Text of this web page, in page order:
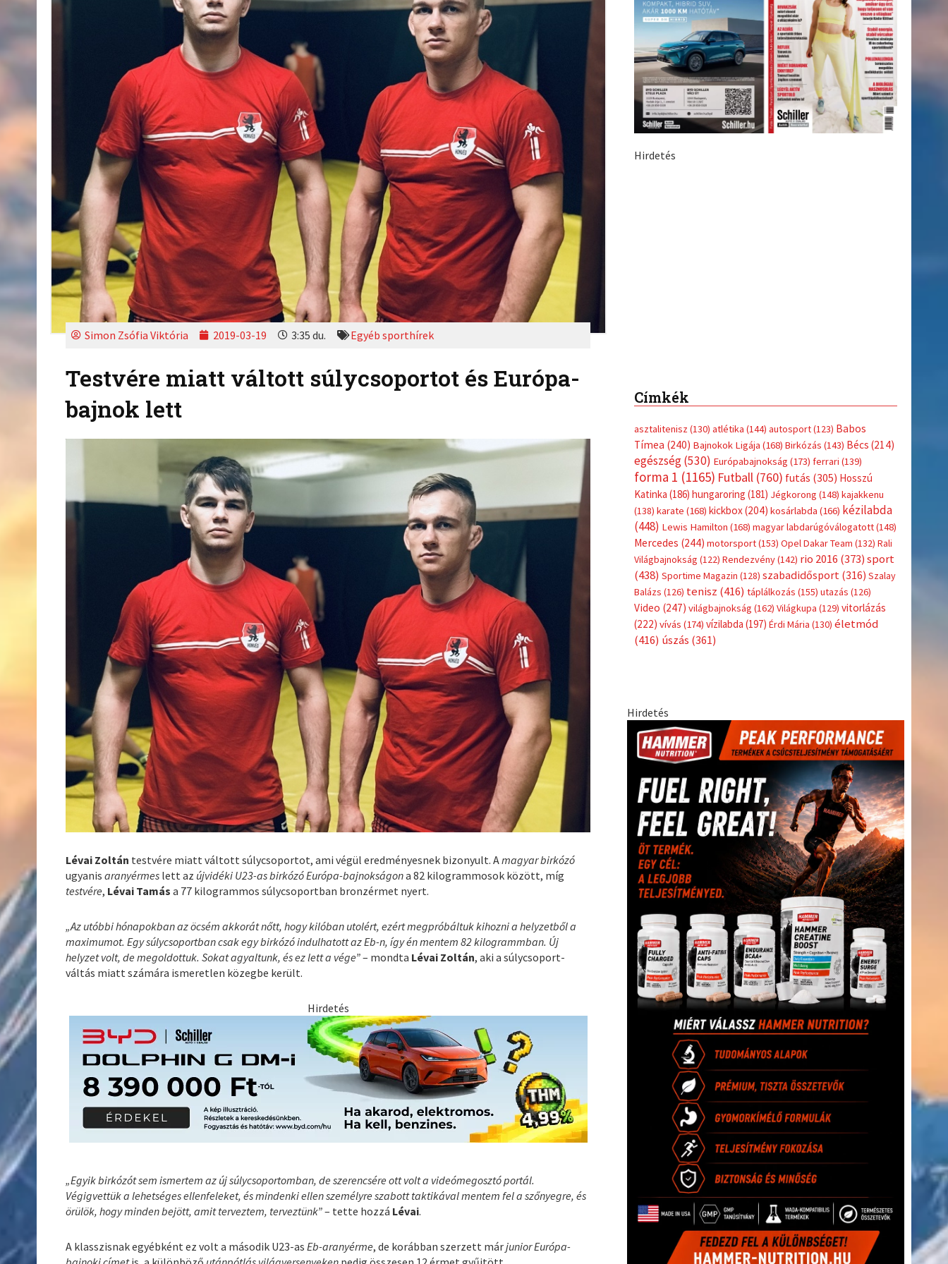
Simon Zsófia Viktória 2019-03-19 3:35 du. Egyéb sporthírek
Testvére miatt váltott súlycsoportot és Európa-
bajnok lett
Lévai Zoltán testvére miatt váltott súlycsoportot, ami végül eredményesnek bizonyult. Amagyar birkózó
ugyanisaranyérmes lett az újvidéki U23-as birkózó Európa-bajnokságona 82 kilogrammosok között, míg
testvére, Lévai Tamás a 77 kilogrammos súlycsoportban bronzérmet nyert.
„Az utóbbi hónapokban az öcsém akkorát nőtt, hogy kilóban utolért, ezért megpróbáltuk kihozni a helyzetből a
maximumot. Egy súlycsoportban csak egy birkózó indulhatott az Eb-n, így én mentem 82 kilogrammban. Új
helyzet volt, de megoldottuk. Sokat agyaltunk, és ez lett a vége”– mondta Lévai Zoltán, aki a súlycsoport-
váltás miatt számára ismeretlen közegbe került.
Hirdetés
„Egyik birkózót sem ismertem az új súlycsoportomban, de szerencsére ott volt a videómegosztó portál.
Végigvettük a lehetséges ellenfeleket, és mindenki ellen személyre szabott taktikával mentem fel a szőnyegre, és
örülök, hogy minden bejött, amit terveztem, terveztünk”– tette hozzá Lévai.
A klasszisnak egyébként ez volt a második U23-as Eb-aranyérme, de korábban szerzett márjunior Európa-
Hirdetés
Címkék
asztalitenisz(130) atlétika(144)autosport(123)Babos
Tímea(240)Bajnokok Ligája(168)Birkózás(143)Bécs(214)
(173)ferrari(139)
forma 1(1165) Futball(760)futás(305)Hosszú
Katinka(186) hungaroring(181)Jégkorong(148)kajakkenu
(138)karate(168)kickbox(204)kosárlabda(166)kézilabda
(448) Lewis Hamilton(168)magyar labdarúgóválogatott(148)
Mercedes(244) motorsport(153)Opel Dakar Team(132)Rali
Világbajnokság
Rendezvény(142)rio 2016(373)sport
(438)Sportime Magazin(128) szabadidősport(316)Szalay
Balázs(126)tenisz(416) táplálkozás utazás(126)
Video(247) világbajnokság(162) Világkupa(129)vitorlázás
(222)
vívás (174) vízilabda(197)Érdi Mária(130)
életmód
(416)úszás(361)